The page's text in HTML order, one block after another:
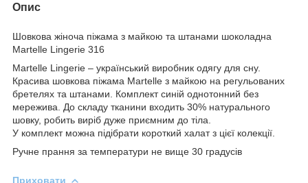
Опис
Шовкова жіноча піжама з майкою та штанами шоколадна
Martelle Lingerie 316
Мartelle Lingerie – український виробник одягу для сну.
Красива шовкова піжама Martelle з майкою на регульованих
бретелях та штанами. Комплект синій однотонний без
мережива. До складу тканини входить 30% натурального
шовку, робить виріб дуже приємним до тіла.
У комплект можна підібрати короткий халат з цієї колекції.
Ручне прання за температури не вище 30 градусів
Приховати